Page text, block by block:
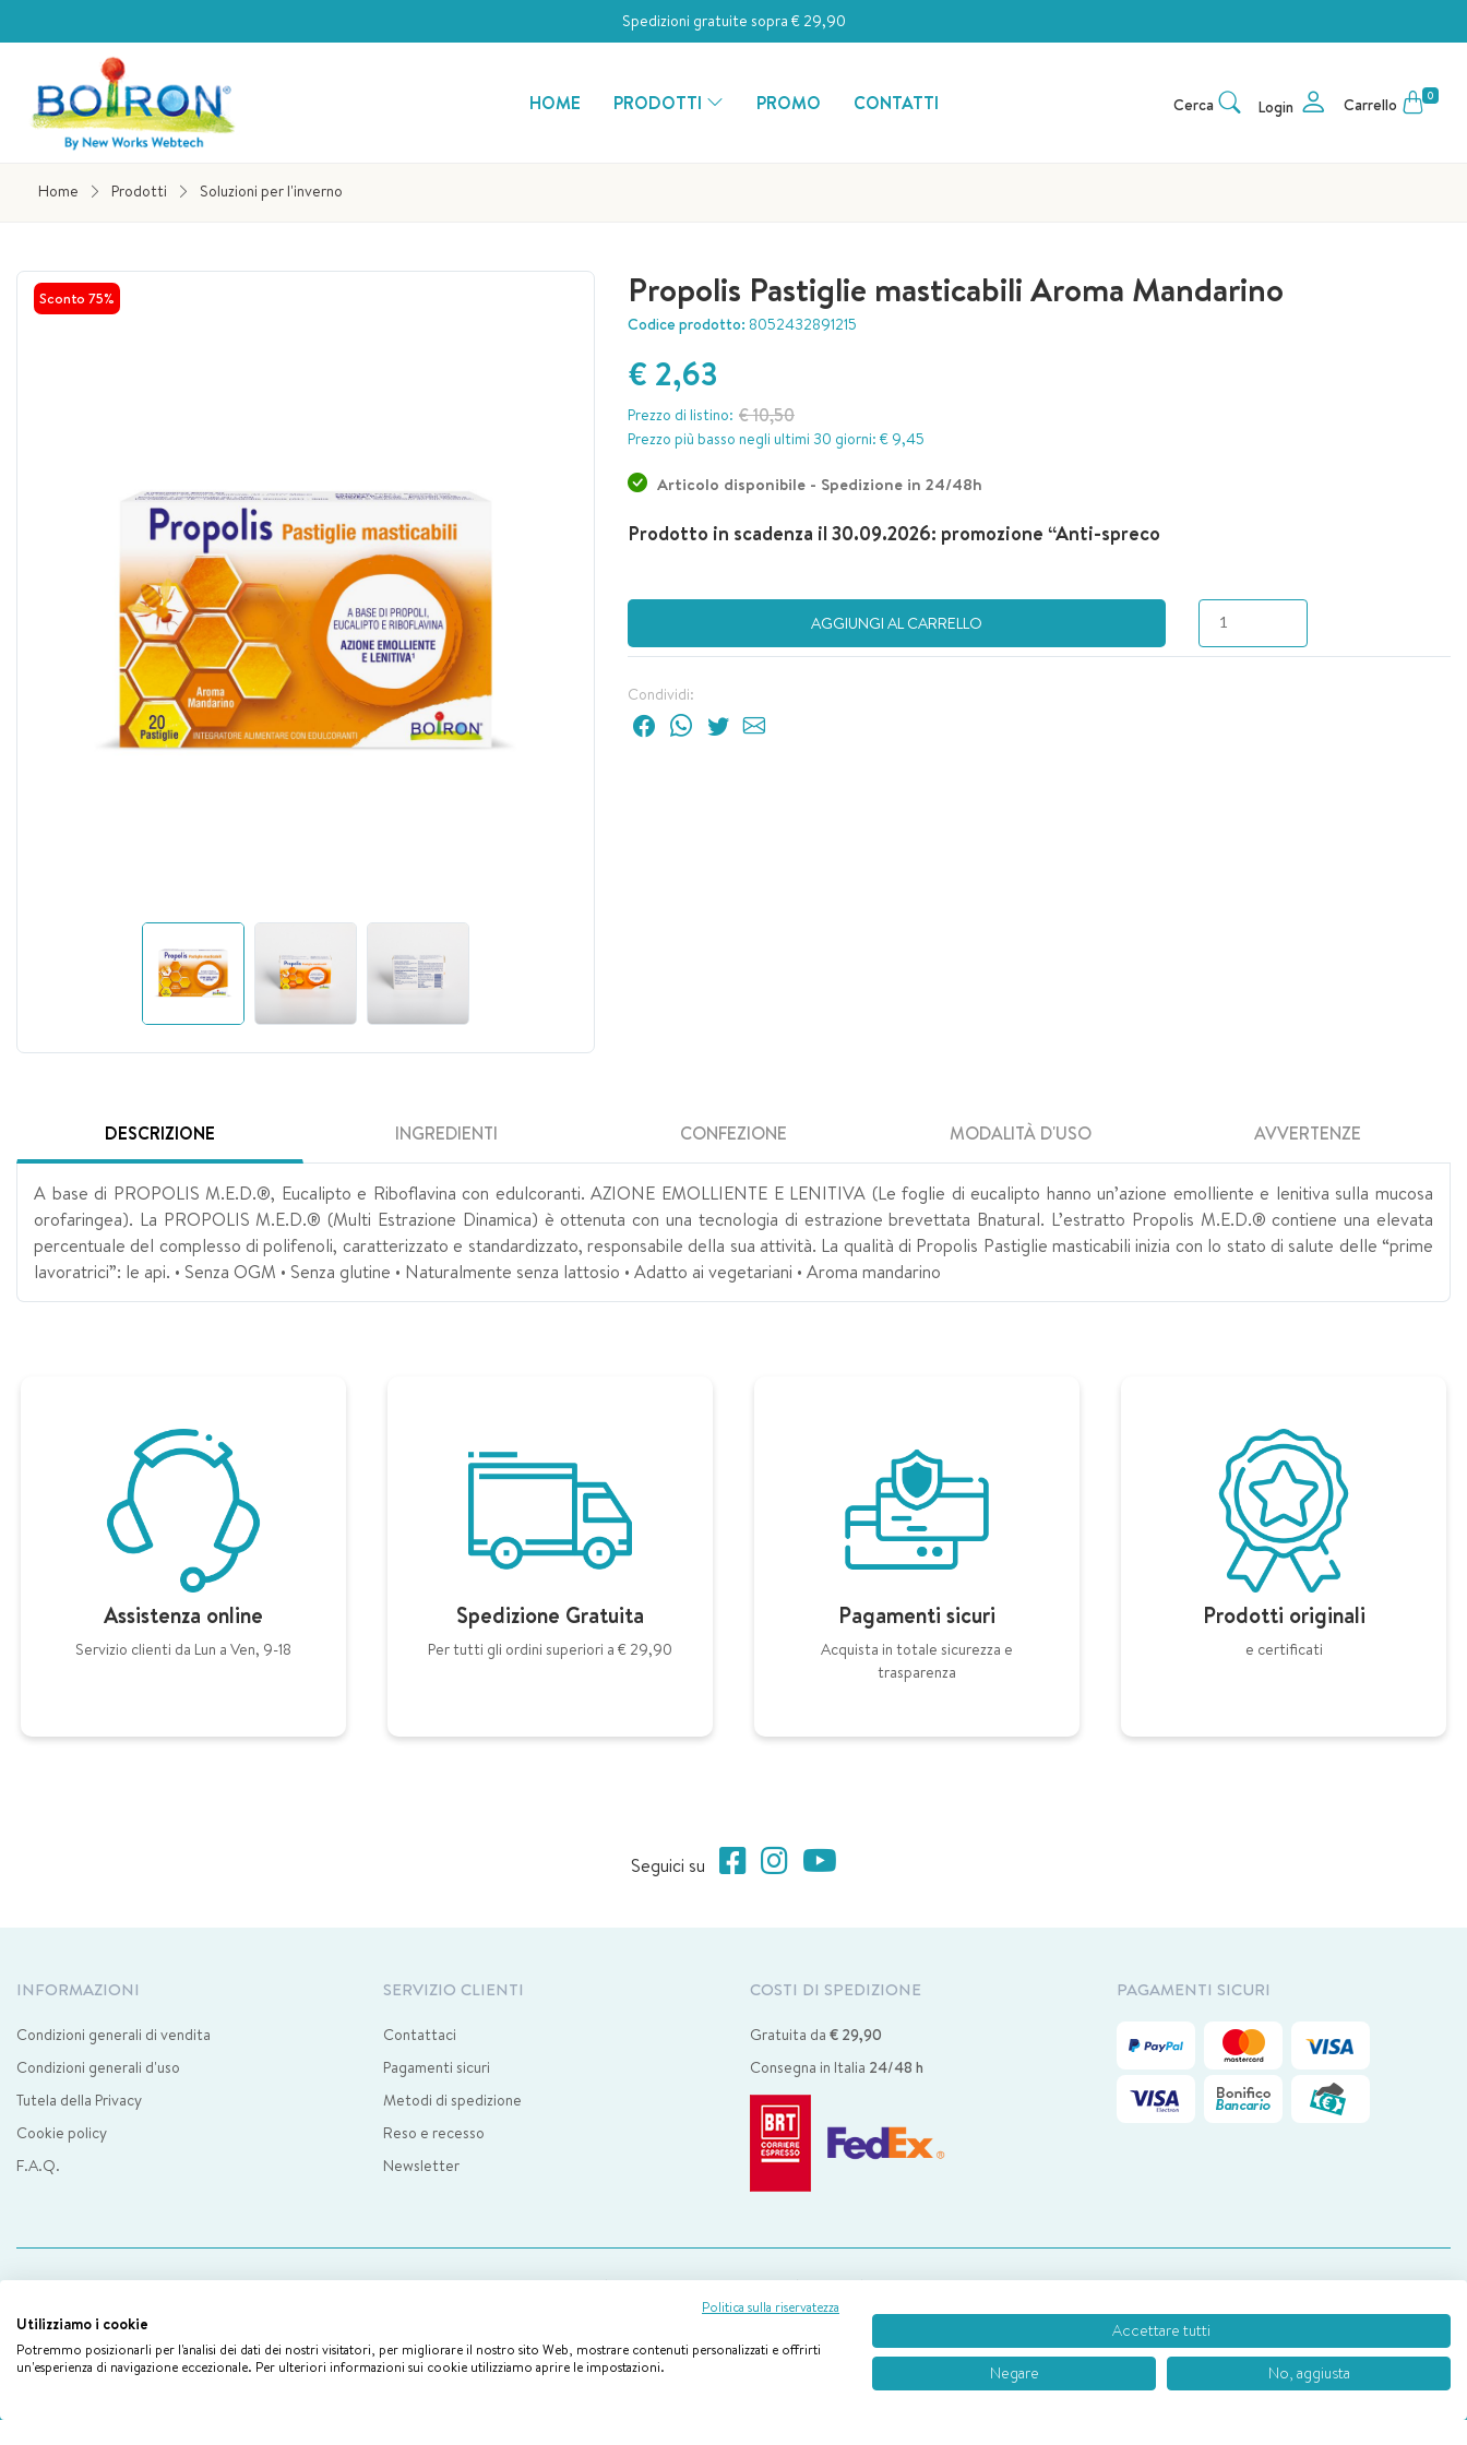
Spedizioni gratuite sopra € 29,90
HOME PRODOTTI PROMO CONTATTI Cerca Login Carrello 0
Home Prodotti Soluzioni per l'inverno
Sconto 75% Propolis Pastiglie masticabili Aroma Mandarino
Codice prodotto: 8052432891215
€ 2,63
Prezzo di listino: € 10,50
Prezzo più basso negli ultimi 30 giorni: € 9,45
Articolo disponibile - Spedizione in 24/48h
Prodotto in scadenza il 30.09.2026: promozione “Anti-spreco
AGGIUNGI AL CARRELLO
Condividi:
DESCRIZIONE INGREDIENTI CONFEZIONE MODALITÀ D'USO AVVERTENZE
A base di PROPOLIS M.E.D.®, Eucalipto e Riboflavina con edulcoranti. AZIONE EMOLLIENTE E LENITIVA (Le foglie di eucalipto hanno un’azione emolliente e lenitiva sulla mucosa
orofaringea). La PROPOLIS M.E.D.® (Multi Estrazione Dinamica) è ottenuta con una tecnologia di estrazione brevettata Bnatural. L’estratto Propolis M.E.D.® contiene una elevata
percentuale del complesso di polifenoli, caratterizzato e standardizzato, responsabile della sua attività. La qualità di Propolis Pastiglie masticabili inizia con lo stato di salute delle “prime
lavoratrici”: le api. • Senza OGM • Senza glutine • Naturalmente senza lattosio • Adatto ai vegetariani • Aroma mandarino
Assistenza online
Servizio clienti da Lun a Ven, 9-18
Spedizione Gratuita
Per tutti gli ordini superiori a € 29,90
Pagamenti sicuri
Acquista in totale sicurezza e
trasparenza
Prodotti originali
e certificati
Seguici su
INFORMAZIONI
Condizioni generali di vendita
Condizioni generali d'uso
Tutela della Privacy
Cookie policy
F.A.Q.
SERVIZIO CLIENTI
Contattaci
Pagamenti sicuri
Metodi di spedizione
Reso e recesso
Newsletter
COSTI DI SPEDIZIONE
Gratuita da € 29,90
Consegna in Italia 24/48 h
PAGAMENTI SICURI
Il nostro servizio clienti è disponibile via mail da lunedì a venerdìdalle 09.00 alle 18.00
Boiron © 2026 By E-Tailor – New Works Webtech Srl P. IVA 02658930132
Politica sulla riservatezza
Utilizziamo i cookie
Potremmo posizionarli per l'analisi dei dati dei nostri visitatori, per migliorare il nostro sito Web, mostrare contenuti personalizzati e offrirti
un'esperienza di navigazione eccezionale. Per ulteriori informazioni sui cookie utilizziamo aprire le impostazioni.
Accettare tutti
Negare No, aggiusta